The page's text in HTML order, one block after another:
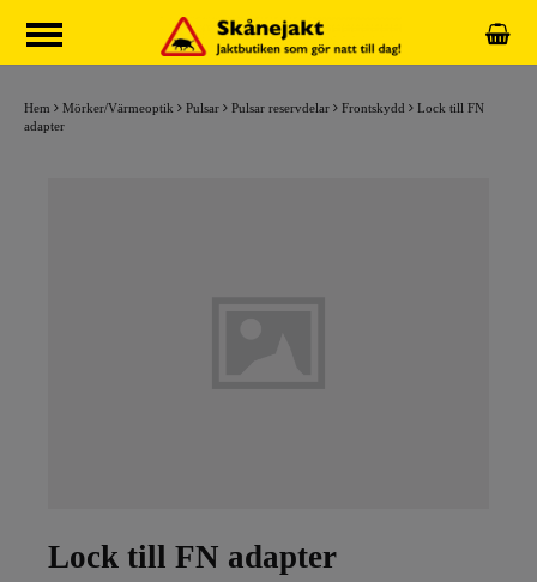
Hem Mörker/Värmeoptik Pulsar Pulsar reservdelar Frontskydd
Lock till FN
adapter
Lock till FN adapter